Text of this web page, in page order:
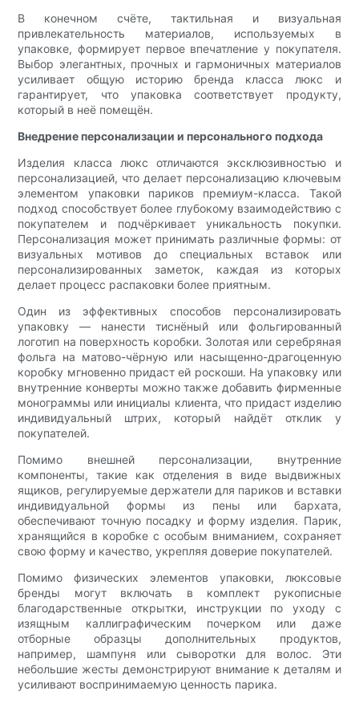
В конечном счёте, тактильная и визуальная
привлекательность материалов, используемых в
упаковке, формирует первое впечатление у покупателя.
Выбор элегантных, прочных и гармоничных материалов
усиливает общую историю бренда класса люкс и
гарантирует, что упаковка соответствует продукту,
который в неё помещён.
Внедрение персонализации и персонального подхода
Изделия класса люкс отличаются эксклюзивностью и
персонализацией, что делает персонализацию ключевым
элементом упаковки париков премиум-класса. Такой
подход способствует более глубокому взаимодействию с
покупателем и подчёркивает уникальность покупки.
Персонализация может принимать различные формы: от
визуальных мотивов до специальных вставок или
персонализированных заметок, каждая из которых
делает процесс распаковки более приятным.
Один из эффективных способов персонализировать
упаковку — нанести тиснёный или фольгированный
логотип на поверхность коробки. Золотая или серебряная
фольга на матово-чёрную или насыщенно-драгоценную
коробку мгновенно придаст ей роскоши. На упаковку или
внутренние конверты можно также добавить фирменные
монограммы или инициалы клиента, что придаст изделию
индивидуальный штрих, который найдёт отклик у
покупателей.
Помимо внешней персонализации, внутренние
компоненты, такие как отделения в виде выдвижных
ящиков, регулируемые держатели для париков и вставки
индивидуальной формы из пены или бархата,
обеспечивают точную посадку и форму изделия. Парик,
хранящийся в коробке с особым вниманием, сохраняет
свою форму и качество, укрепляя доверие покупателей.
Помимо физических элементов упаковки, люксовые
бренды могут включать в комплект рукописные
благодарственные открытки, инструкции по уходу с
изящным каллиграфическим почерком или даже
отборные образцы дополнительных продуктов,
например, шампуня или сыворотки для волос. Эти
небольшие жесты демонстрируют внимание к деталям и
усиливают воспринимаемую ценность парика.